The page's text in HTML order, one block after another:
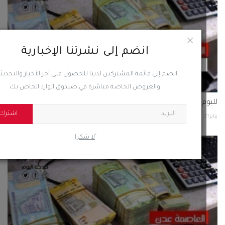
انضم إلى نشرتنا الإخبارية
انضم إلى قائمة المشتركين لدينا للحصول على آخر الأخبار والتحديثات
والعروض الخاصة مباشرة في صندوق الوارد الخاص بك
ًلا شكرا
السبت.. اليكم اسعار صرف العملات الأجنبية مقابل الريال
69